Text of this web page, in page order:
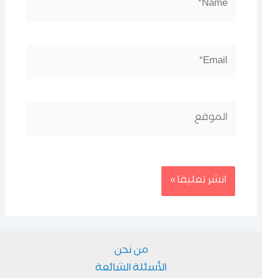
Email*
الموقع
من نحن
الأسئلة الشائعة